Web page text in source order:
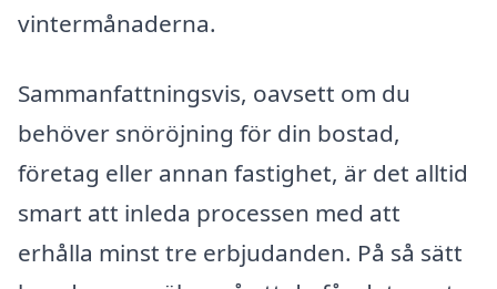
vintermånaderna.
Sammanfattningsvis, oavsett om du
behöver snöröjning för din bostad,
företag eller annan fastighet, är det alltid
smart att inleda processen med att
erhålla minst tre erbjudanden. På så sätt